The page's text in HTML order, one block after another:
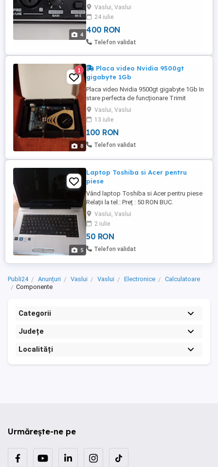
4
Este o placă de sunet profesională,
extrem de robustă (carcasă complet
metalică), ideală pentru home studio,
podcasturi, vlogging sau înregistrări
mobile. Specificații și avantaje cheie:
Vaslui, Vaslui
24 iulie
400 RON
Telefon validat
8
1
Placa video Nvidia 9500gt
gigabyte 1Gb
Placa video Nvidia 9500gt gigabyte 1Gb In
stare perfecta de funcționare Trimit
oriunde in tara prin posta sau curier.
Vaslui, Vaslui
13 iulie
100 RON
Telefon validat
5
Laptop Toshiba si Acer pentru
piese
Vând laptop Toshiba si Acer pentru piese
Relații la tel.: Preț : 50 RON BUC.
Vaslui, Vaslui
2 iulie
50 RON
Telefon validat
Publi24 Anunțuri Vaslui Vaslui Electronice
Calculatoare
Componente
Categorii
Județe
Localități
Urmărește-ne pe